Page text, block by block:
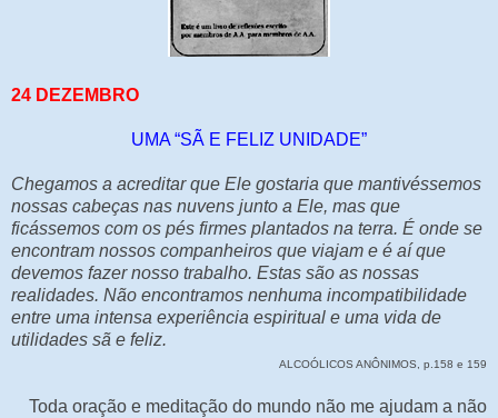
24 DEZEMBRO
UMA “SÃ E FELIZ UNIDADE”
Chegamos a acreditar que Ele gostaria que mantivéssemos
nossas cabeças nas nuvens junto a Ele, mas que
ficássemos com os pés firmes plantados na terra. É onde se
encontram nossos companheiros que viajam e é aí que
devemos fazer nosso trabalho. Estas são as nossas
realidades. Não encontramos nenhuma incompatibilidade
entre uma intensa experiência espiritual e uma vida de
utilidades sã e feliz.
ALCOÓLICOS ANÔNIMOS, p.158 e 159
Toda oração e meditação do mundo não me ajudam a não